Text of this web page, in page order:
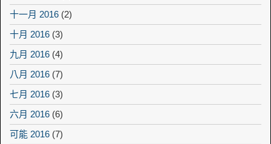
十一月 2016 (2)
十月 2016 (3)
九月 2016 (4)
八月 2016 (7)
七月 2016 (3)
六月 2016 (6)
可能 2016 (7)